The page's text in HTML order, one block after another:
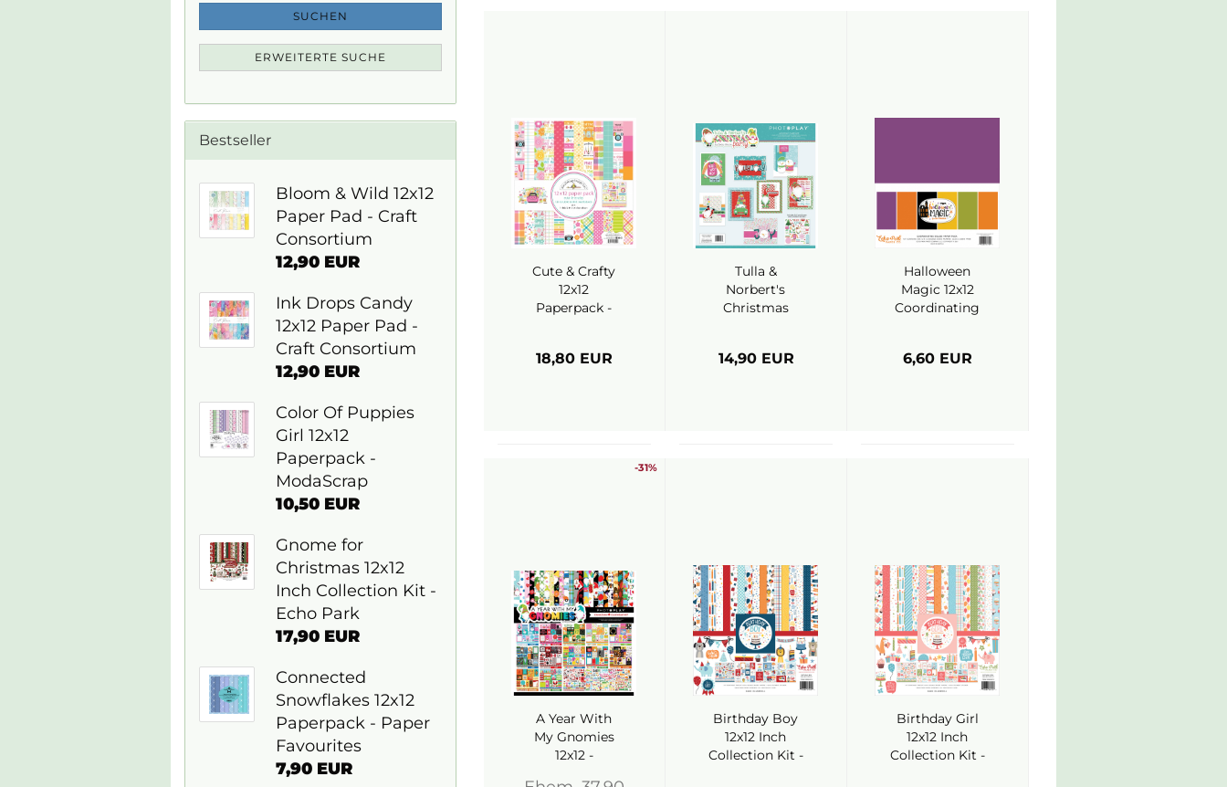
Cute & Crafty
12x12
Paperpack -
18,80 EUR
Tulla &
Norbert's
Christmas
14,90 EUR
Halloween
Magic 12x12
Coordinating
6,60 EUR
-31%
A Year With
My Gnomies
12x12 -
Birthday Boy
12x12 Inch
Collection Kit -
Birthday Girl
12x12 Inch
Collection Kit -
SUCHEN
ERWEITERTE SUCHE
Bestseller
Bloom & Wild 12x12
Paper Pad - Craft
Consortium
12,90 EUR
Ink Drops Candy
12x12 Paper Pad -
Craft Consortium
12,90 EUR
Color Of Puppies
Girl 12x12
Paperpack -
ModaScrap
10,50 EUR
Gnome for
Christmas 12x12
Inch Collection Kit -
Echo Park
17,90 EUR
Connected
Snowflakes 12x12
Paperpack - Paper
Favourites
7,90 EUR